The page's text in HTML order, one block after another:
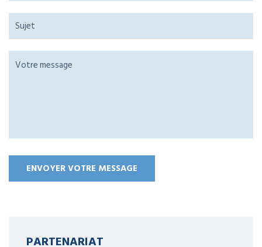
PARTENARIAT